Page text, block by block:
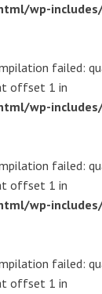
wp-
failed:
offset 1 in
wp-
failed:
offset 1 in
wp-
failed:
offset 1 in